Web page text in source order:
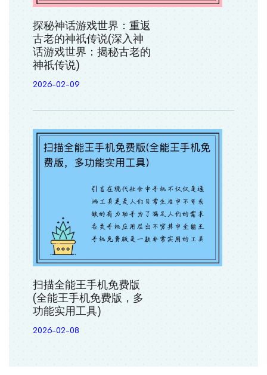
探秘神话游戏世界：重返
古老的神祇传说(深入神
话游戏世界：揭秘古老的
神祇传说)
2026-02-09
扫描全能王手机免费版
(全能王手机免费版，多
功能实用工具)
2026-02-08